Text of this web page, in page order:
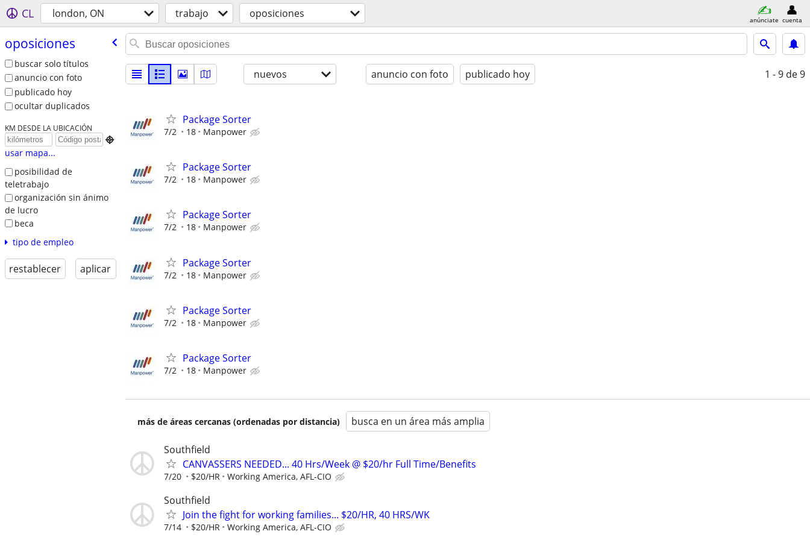
CL london, ON trabajo oposiciones anúnciate cuenta
oposiciones
buscar solo títulos
anuncio con foto
publicado hoy
ocultar duplicados
KM DESDE LA UBICACIÓN

usar mapa...
posibilidad de
teletrabajo
organización sin ánimo
de lucro
beca
tipo de empleo
restablecer aplicar
nuevos anuncio con foto publicado hoy 1 - 9 de 9
Package Sorter
7/2 18 Manpower
Package Sorter
7/2 18 Manpower
Package Sorter
7/2 18 Manpower
Package Sorter
7/2 18 Manpower
Package Sorter
7/2 18 Manpower
Package Sorter
7/2 18 Manpower
más de áreas cercanas (ordenadas por distancia) busca en un área más amplia
Southfield
CANVASSERS NEEDED... 40 Hrs/Week @ $20/hr Full Time/Benefits
7/20 $20/HR Working America, AFL-CIO
Southfield
Join the fight for working families... $20/HR, 40 HRS/WK
7/14 $20/HR Working America, AFL-CIO